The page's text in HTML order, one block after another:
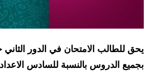
الاخبار
الاخبار
يحق للطالب الامتحان في الدور
بجميع الدروس بالنسبة للسادس